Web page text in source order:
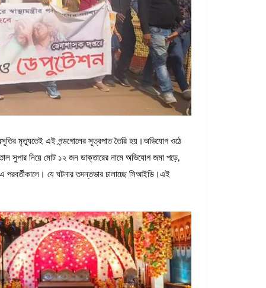
মৃত্যুতেই এই গন্ডগোলের সূত্রপাত তৈরি হয়।অভিযোগ ওঠে
সুপার নিয়ে মোট ১২ জন ডাক্তারের নামে অভিযোগ জমা পড়ে,
যে ঘটনার তদন্তভার চালাচ্ছে সিআইডি।এই